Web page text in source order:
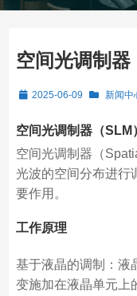
空间光调制器
2025-06-09 新闻中
空间光调制器（SLM
空间光调制器（
光波的空间分布进行
要作用。
工作原理
基于液晶的调制：液
变施加在液晶单元上